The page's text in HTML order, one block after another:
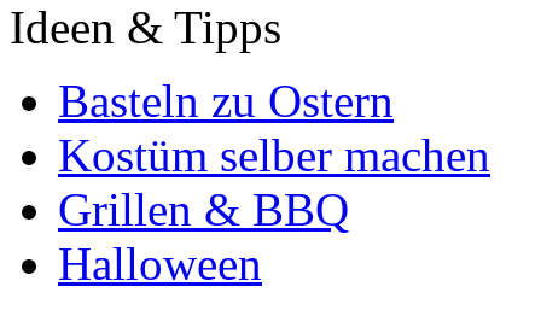
Ideen & Tipps
Basteln zu Ostern
Kostüm selber machen
Grillen & BBQ
Halloween